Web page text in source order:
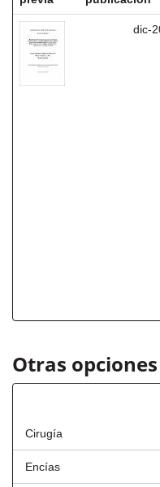
dic-
Otras
Cirugía
Encías